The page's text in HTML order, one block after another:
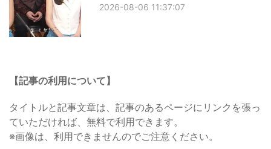
2026-08-06 11:37:07
【記事の利用について】
タイトルと記事文章は、記事のあるページにリンクを張っ
ていただければ、無料で利用できます。
※画像は、利用できませんのでご注意ください。